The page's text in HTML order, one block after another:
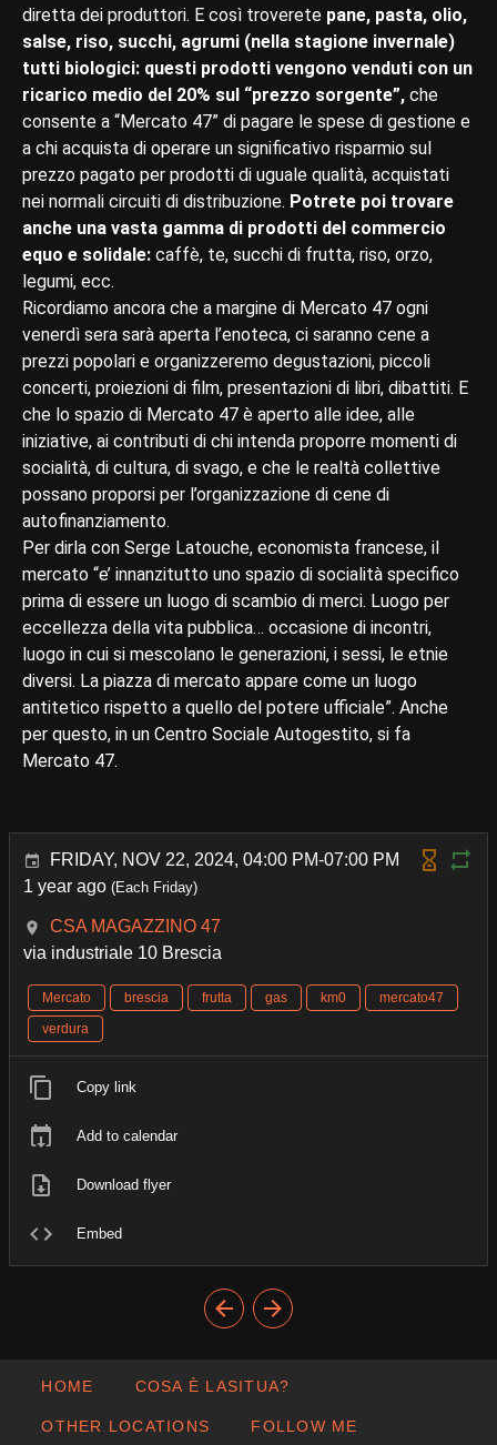
diretta dei produttori. E così troverete pane, pasta, olio,
salse, riso, succhi, agrumi (nella stagione invernale)
tutti biologici: questi prodotti vengono venduti con un
ricarico medio del 20% sul “prezzo sorgente”, che
consente a “Mercato 47” di pagare le spese di gestione e
a chi acquista di operare un significativo risparmio sul
prezzo pagato per prodotti di uguale qualità, acquistati
nei normali circuiti di distribuzione. Potrete poi trovare
anche una vasta gamma di prodotti del commercio
equo e solidale: caffè, te, succhi di frutta, riso, orzo,
legumi, ecc.
Ricordiamo ancora che a margine di Mercato 47 ogni
venerdì sera sarà aperta l’enoteca, ci saranno cene a
prezzi popolari e organizzeremo degustazioni, piccoli
concerti, proiezioni di film, presentazioni di libri, dibattiti. E
che lo spazio di Mercato 47 è aperto alle idee, alle
iniziative, ai contributi di chi intenda proporre momenti di
socialità, di cultura, di svago, e che le realtà collettive
possano proporsi per l’organizzazione di cene di
autofinanziamento.
Per dirla con Serge Latouche, economista francese, il
mercato “e’ innanzitutto uno spazio di socialità specifico
prima di essere un luogo di scambio di merci. Luogo per
eccellezza della vita pubblica… occasione di incontri,
luogo in cui si mescolano le generazioni, i sessi, le etnie
diversi. La piazza di mercato appare come un luogo
antitetico rispetto a quello del potere ufficiale”. Anche
per questo, in un Centro Sociale Autogestito, si fa
Mercato 47.
FRIDAY, NOV 22, 2024, 04:00 PM-07:00 PM
1 year ago (Each Friday)
CSA MAGAZZINO 47
via industriale 10 Brescia
Mercato brescia frutta gas km0
mercato47
verdura
Copy link
Add to calendar
Download flyer
Embed
HOME COSA È LASITUA?
OTHER LOCATIONS FOLLOW ME